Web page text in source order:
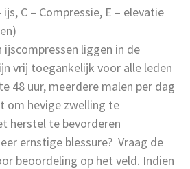
ijs, C – Compressie, E – elevatie
ijscompressen liggen in de
vrij toegankelijk voor alle leden
48 uur, meerdere malen per dag
om hevige zwelling te
herstel te bevorderen
ernstige blessure? Vraag de
beoordeling op het veld. Indien